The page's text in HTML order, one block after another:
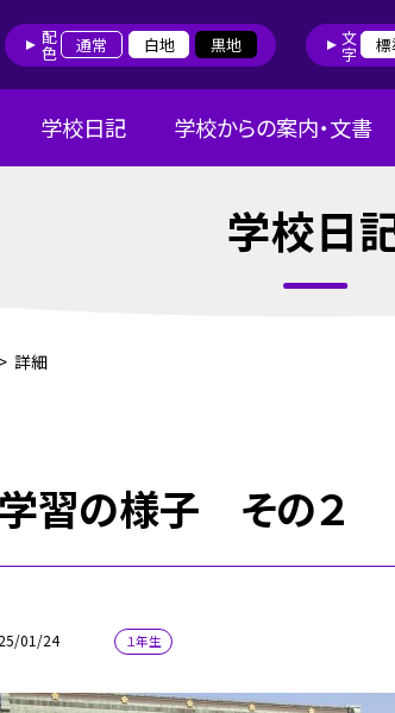
配色 通常 白地 黒地 文字
学校日記 学校からの案内・文書
学校日
> 詳細
習の様子 その２
01/24 １年生